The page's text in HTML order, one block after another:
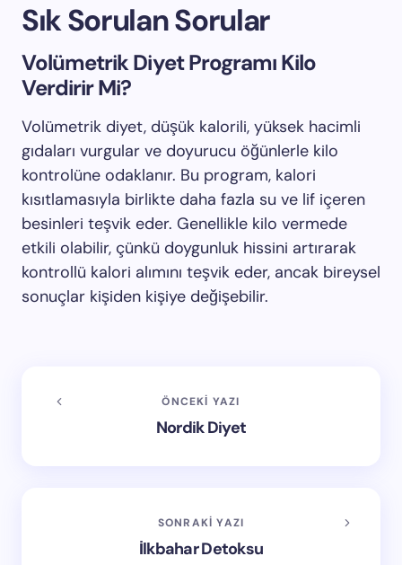
Sık Sorulan Sorular
Volümetrik Diyet Programı Kilo
Verdirir Mi?
Volümetrik diyet, düşük kalorili, yüksek hacimli
gıdaları vurgular ve doyurucu öğünlerle kilo
kontrolüne odaklanır. Bu program, kalori
kısıtlamasıyla birlikte daha fazla su ve lif içeren
besinleri teşvik eder. Genellikle kilo vermede
etkili olabilir, çünkü doygunluk hissini artırarak
kontrollü kalori alımını teşvik eder, ancak bireysel
sonuçlar kişiden kişiye değişebilir.
ÖNCEKI YAZI
Nordik Diyet
SONRAKI YAZI
İlkbahar Detoksu